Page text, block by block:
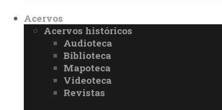
Acervos
Acervos históricos
Audioteca
Biblioteca
Mapoteca
Videoteca
Revistas